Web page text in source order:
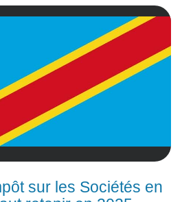
sur les Sociétés en